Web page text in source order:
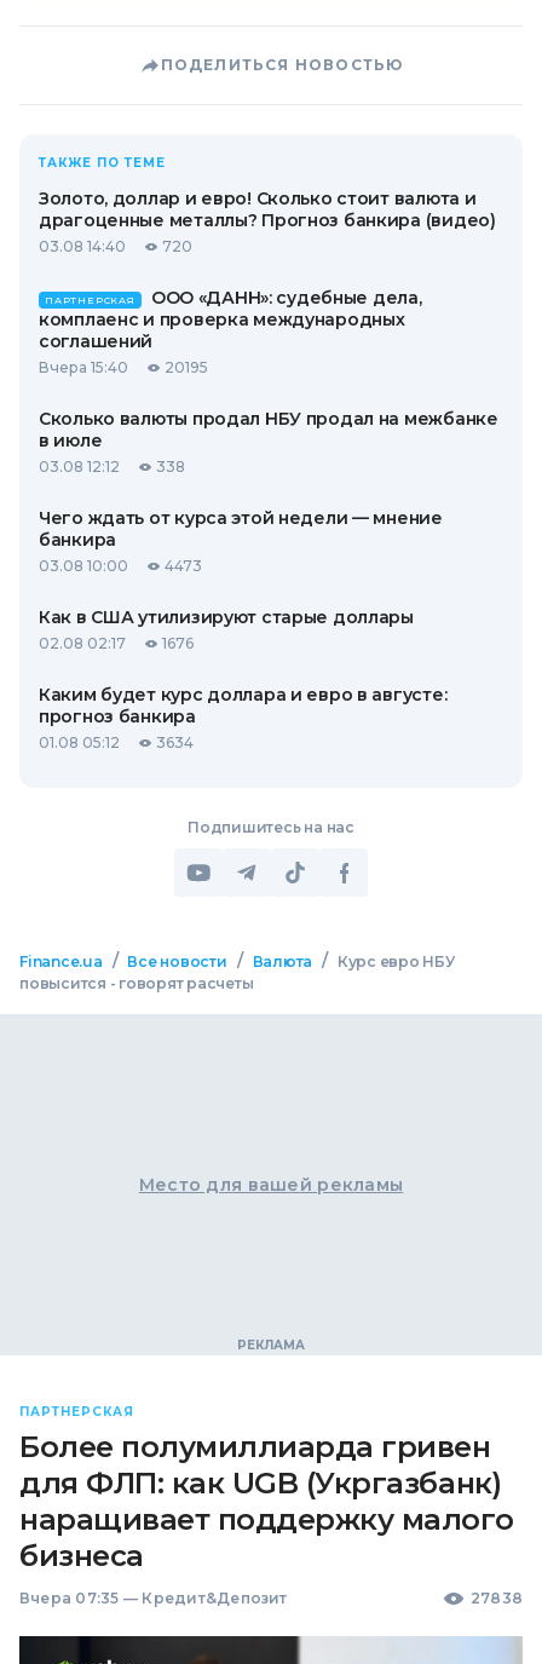
ПОДЕЛИТЬСЯ НОВОСТЬЮ
ТАКЖЕ ПО ТЕМЕ
Золото, доллар и евро! Сколько стоит валюта и
драгоценные металлы? Прогноз банкира (видео)
03.08 14:40 720
ПАРТНЕРСКАЯ
ООО «ДАНН»: судебные дела,
комплаенс и проверка международных
соглашений
Вчера 15:40 20195
Сколько валюты продал НБУ продал на межбанке
в июле
03.08 12:12 338
Чего ждать от курса этой недели — мнение
банкира
03.08 10:00 4473
Как в США утилизируют старые доллары
02.08 02:17 1676
Каким будет курс доллара и евро в августе:
прогноз банкира
01.08 05:12 3634
Подпишитесь на нас
Finance.ua / Все новости / Валюта /
Курс евро НБУ
повысится - говорят расчеты
Место для вашей рекламы
ПАРТНЕРСКАЯ
Более полумиллиарда гривен
для ФЛП: как UGB (Укргазбанк)
наращивает поддержку малого
бизнеса
Вчера 07:35 — Кредит&Депозит 27838